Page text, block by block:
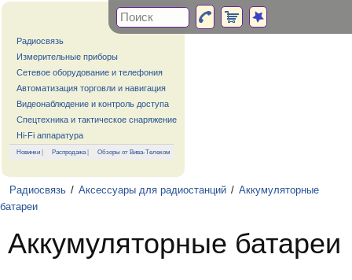
Радиосвязь
Измерительные приборы
Сетевое оборудование и телефония
Автоматизация торговли и навигация
Видеонаблюдение и контроль доступа
Спецтехника и тактическое снаряжение
Hi-Fi аппаратура
Новинки | Распродажа| Обзоры от Вива-Телеком
Радиосвязь / Аксессуары для радиостанций / Аккумуляторные
батареи
Аккумуляторные батареи